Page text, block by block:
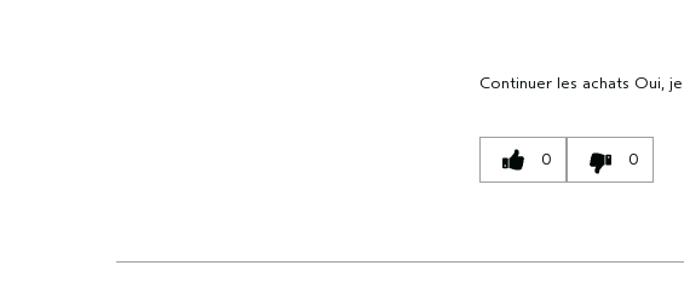
Continuer les achats Oui,
0 0